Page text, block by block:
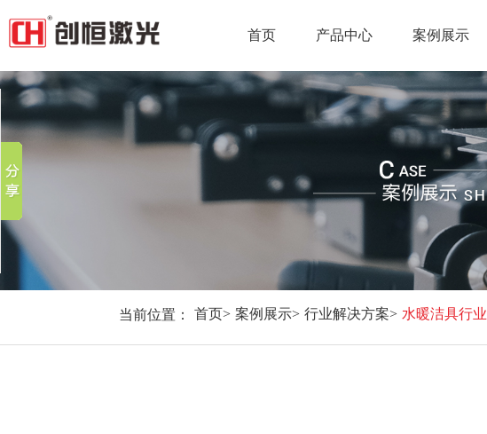
首页 产品中心 案例展示
当前位置： 首页> 案例展示> 行业解决方案> 水暖洁具行业
分享到
新浪微博